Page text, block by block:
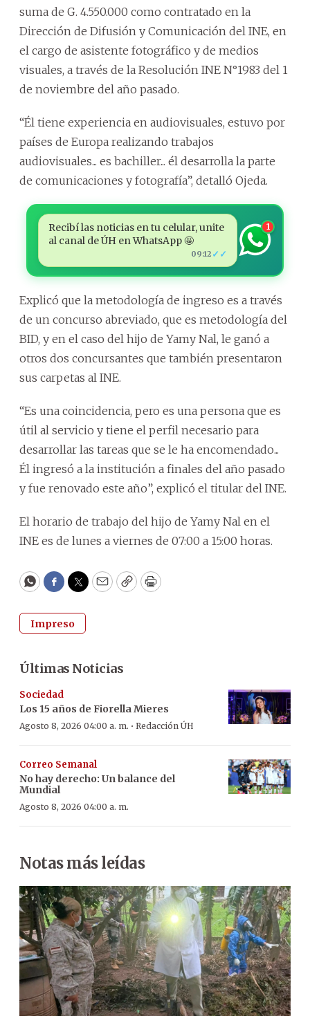
suma de G. 4.550.000 como contratado en la
Dirección de Difusión y Comunicación del INE, en
el cargo de asistente fotográfico y de medios
visuales, a través de la Resolución INE N°1983 del 1
de noviembre del año pasado.
“Él tiene experiencia en audiovisuales, estuvo por
países de Europa realizando trabajos
audiovisuales... es bachiller... él desarrolla la parte
de comunicaciones y fotografía”, detalló Ojeda.
Recibí las noticias en tu celular, unite
al canal de ÚH en WhatsApp 🤩
09:12 ✓✓
1
Explicó que la metodología de ingreso es a través
de un concurso abreviado, que es metodología del
BID, y en el caso del hijo de Yamy Nal, le ganó a
otros dos concursantes que también presentaron
sus carpetas al INE.
“Es una coincidencia, pero es una persona que es
útil al servicio y tiene el perfil necesario para
desarrollar las tareas que se le ha encomendado...
Él ingresó a la institución a finales del año pasado
y fue renovado este año”, explicó el titular del INE.
El horario de trabajo del hijo de Yamy Nal en el
INE es de lunes a viernes de 07:00 a 15:00 horas.
WhatsApp
Facebook
Twitter
EmailCopyPrint
Impreso
Últimas Noticias
Sociedad
Los 15 años de Fiorella Mieres
Agosto 8, 2026 04:00 a. m. · Redacción ÚH
Correo Semanal
No hay derecho: Un balance del
Mundial
Agosto 8, 2026 04:00 a. m.
Notas más leídas